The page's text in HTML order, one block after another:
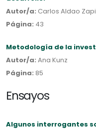
Autor/a: Carlos Aldao
Página: 43
Metodología de la
Autor/a: Ana Kunz
Página: 85
Ensayos
Algunos interrogantes